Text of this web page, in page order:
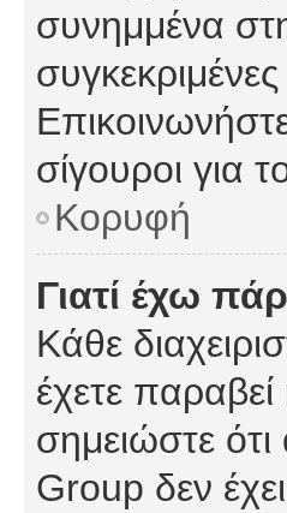
συνημμένα
σίγουροι για
Κορυφή
Γιατί έχω
Κάθε
έχετε
σημειώστε
Group δεν